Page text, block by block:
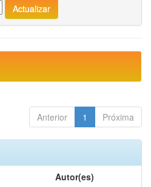
Anterior 1 Próxima
Autor(es)